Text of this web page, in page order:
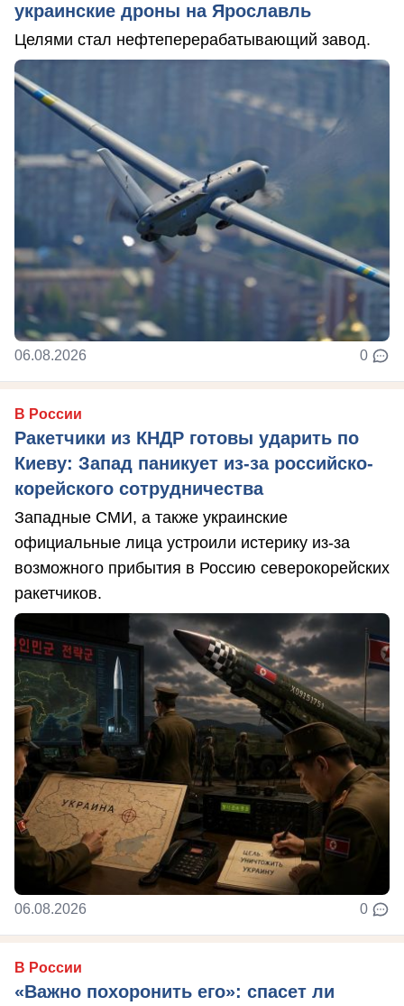
украинские дроны на Ярославль
Целями стал нефтеперерабатывающий завод.
06.08.2026 0
В России
Ракетчики из КНДР готовы ударить по
Киеву: Запад паникует из-за российско-
корейского сотрудничества
Западные СМИ, а также украинские
официальные лица устроили истерику из-за
возможного прибытия в Россию северокорейских
ракетчиков.
06.08.2026 0
В России
«Важно похоронить его»: спасет ли